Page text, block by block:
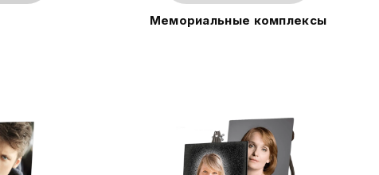
Мемориальные комплексы